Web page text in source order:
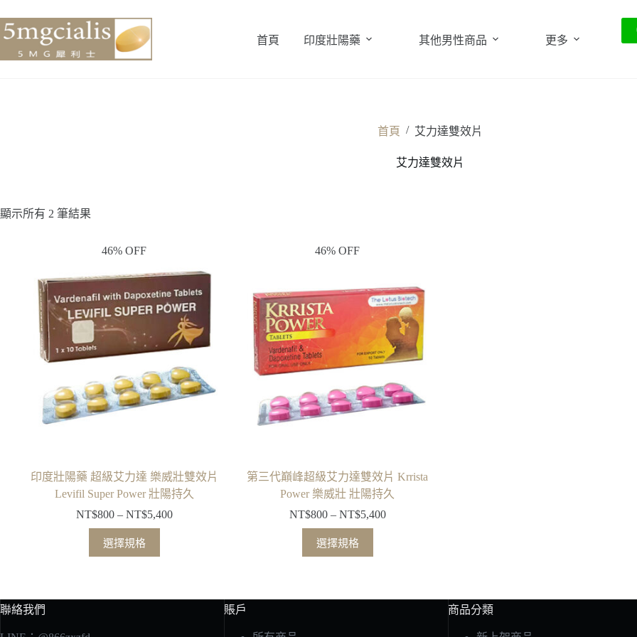
首頁 印度壯陽藥 其他男性商品 更多
首頁 / 艾力達雙效片
艾力達雙效片
顯示所有 2 筆結果
46% OFF
印度壯陽藥 超級艾力達 樂威壯雙效片
Levifil Super Power 壯陽持久
NT$800 – NT$5,400
選擇規格
46% OFF
第三代巔峰超級艾力達雙效片 Krrista
Power 樂威壯 壯陽持久
NT$800 – NT$5,400
選擇規格
聯絡我們 賬戶 商品分類